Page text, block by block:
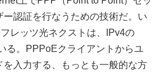
ー認証を行なうための技術だ。い
レッツ光ネクストは、IPv4の
る。PPPoEクライアントからユ
を入力する、もっとも一般的な方